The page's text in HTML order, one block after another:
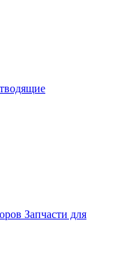
Запчасти для